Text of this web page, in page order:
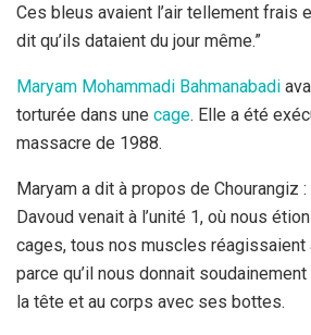
Ces bleus avaient l’air tellement frais
dit qu’ils dataient du jour même.”
Maryam Mohammadi Bahmanabadi
torturée dans une cage. Elle a été
massacre de 1988.
Maryam a dit à propos de Chourangiz
Davoud venait à l’unité 1, où nous
cages, tous nos muscles réagissaient
parce qu’il nous donnait
la tête et au corps avec ses bottes.